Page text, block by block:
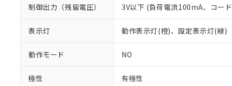
制御出力（残留電圧） 3V以下 (負荷電流100mA、コー
表示灯 動作表示灯(橙)、設定表示灯(緑)
動作モード NO
極性 有極性
ご利用条件
※1 対応状況
対応済み：EU